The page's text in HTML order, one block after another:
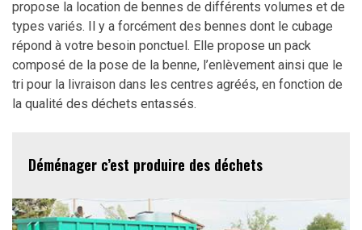
propose la location de bennes de différents volumes et de
types variés. Il y a forcément des bennes dont le cubage
répond à votre besoin ponctuel. Elle propose un pack
composé de la pose de la benne, l’enlèvement ainsi que le
tri pour la livraison dans les centres agréés, en fonction de
la qualité des déchets entassés.
Déménager c’est produire des déchets